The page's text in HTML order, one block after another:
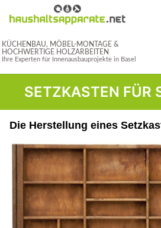
SETZKASTEN FÜR
Die Herstellung eines